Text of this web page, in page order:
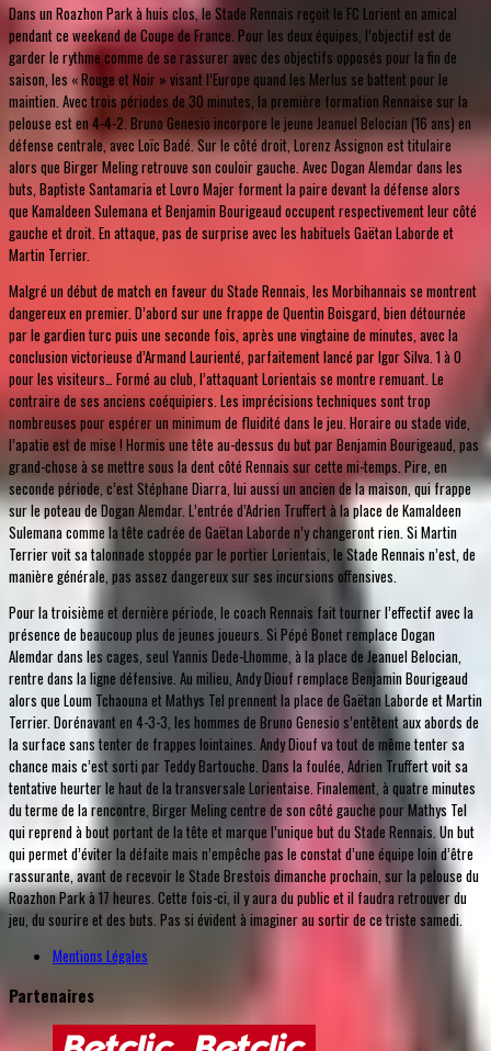
Dans un Roazhon Park à huis clos, le Stade Rennais reçoit le FC Lorient en amical
pendant ce weekend de Coupe de France. Pour les deux équipes, l’objectif est de
garder le rythme comme de se rassurer avec des objectifs opposés pour la fin de
saison, les « Rouge et Noir » visant l’Europe quand les Merlus se battent pour le
maintien. Avec trois périodes de 30 minutes, la première formation Rennaise sur la
pelouse est en 4-4-2. Bruno Genesio incorpore le jeune Jeanuel Belocian (16 ans) en
défense centrale, avec Loïc Badé. Sur le côté droit, Lorenz Assignon est titulaire
alors que Birger Meling retrouve son couloir gauche. Avec Dogan Alemdar dans les
buts, Baptiste Santamaria et Lovro Majer forment la paire devant la défense alors
que Kamaldeen Sulemana et Benjamin Bourigeaud occupent respectivement leur côté
gauche et droit. En attaque, pas de surprise avec les habituels Gaëtan Laborde et
Martin Terrier.
Malgré un début de match en faveur du Stade Rennais, les Morbihannais se montrent
dangereux en premier. D’abord sur une frappe de Quentin Boisgard, bien détournée
par le gardien turc puis une seconde fois, après une vingtaine de minutes, avec la
conclusion victorieuse d’Armand Laurienté, parfaitement lancé par Igor Silva. 1 à 0
pour les visiteurs… Formé au club, l’attaquant Lorientais se montre remuant. Le
contraire de ses anciens coéquipiers. Les imprécisions techniques sont trop
nombreuses pour espérer un minimum de fluidité dans le jeu. Horaire ou stade vide,
l’apatie est de mise ! Hormis une tête au-dessus du but par Benjamin Bourigeaud, pas
grand-chose à se mettre sous la dent côté Rennais sur cette mi-temps. Pire, en
seconde période, c’est Stéphane Diarra, lui aussi un ancien de la maison, qui frappe
sur le poteau de Dogan Alemdar. L’entrée d’Adrien Truffert à la place de Kamaldeen
Sulemana comme la tête cadrée de Gaëtan Laborde n’y changeront rien. Si Martin
Terrier voit sa talonnade stoppée par le portier Lorientais, le Stade Rennais n’est, de
manière générale, pas assez dangereux sur ses incursions offensives.
Pour la troisième et dernière période, le coach Rennais fait tourner l’effectif avec la
présence de beaucoup plus de jeunes joueurs. Si Pépé Bonet remplace Dogan
Alemdar dans les cages, seul Yannis Dede-Lhomme, à la place de Jeanuel Belocian,
rentre dans la ligne défensive. Au milieu, Andy Diouf remplace Benjamin Bourigeaud
alors que Loum Tchaouna et Mathys Tel prennent la place de Gaëtan Laborde et Martin
Terrier. Dorénavant en 4-3-3, les hommes de Bruno Genesio s’entêtent aux abords de
la surface sans tenter de frappes lointaines. Andy Diouf va tout de même tenter sa
chance mais c’est sorti par Teddy Bartouche. Dans la foulée, Adrien Truffert voit sa
tentative heurter le haut de la transversale Lorientaise. Finalement, à quatre minutes
du terme de la rencontre, Birger Meling centre de son côté gauche pour Mathys Tel
qui reprend à bout portant de la tête et marque l’unique but du Stade Rennais. Un but
qui permet d’éviter la défaite mais n’empêche pas le constat d’une équipe loin d’être
rassurante, avant de recevoir le Stade Brestois dimanche prochain, sur la pelouse du
Roazhon Park à 17 heures. Cette fois-ci, il y aura du public et il faudra retrouver du
jeu, du sourire et des buts. Pas si évident à imaginer au sortir de ce triste samedi.
Mentions Légales
Partenaires